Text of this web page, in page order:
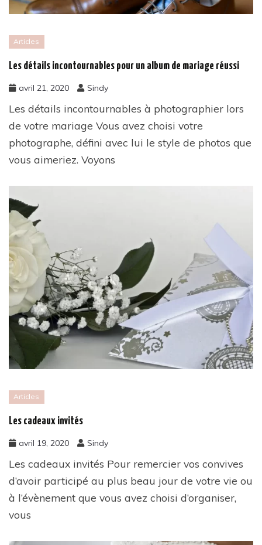
Articles
Les détails incontournables pour un album de mariage réussi
avril 21, 2020 Sindy
Les détails incontournables à photographier lors
de votre mariage Vous avez choisi votre
photographe, défini avec lui le style de photos que
vous aimeriez. Voyons
Articles
Les cadeaux invités
avril 19, 2020 Sindy
Les cadeaux invités Pour remercier vos convives
d’avoir participé au plus beau jour de votre vie ou
à l’évènement que vous avez choisi d’organiser,
vous